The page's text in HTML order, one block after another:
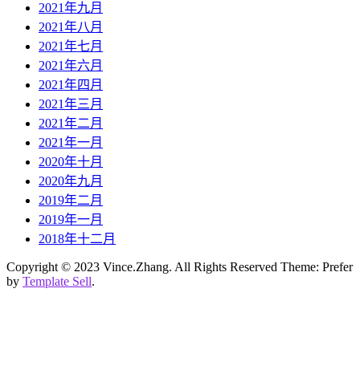
2021年九月
2021年八月
2021年七月
2021年六月
2021年四月
2021年三月
2021年二月
2021年一月
2020年十月
2020年九月
2019年二月
2019年一月
2018年十二月
Copyright © 2023 Vince.Zhang. All Rights Reserved Theme: Prefer
by Template Sell.